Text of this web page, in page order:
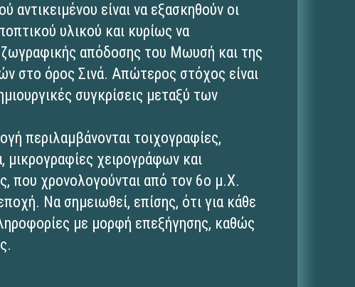
αντικειμένου είναι να εξασκηθούν οι
υλικού και κυρίως να
απόδοσης του Μωυσή και της
στο όρος Σινά. Απώτερος στόχος είναι
συγκρίσεις μεταξύ των
περιλαμβάνονται τοιχογραφίες,
χειρογράφων και
που χρονολογούνται από τον 6ο μ.Χ.
Να σημειωθεί, επίσης, ότι για κάθε
με μορφή επεξήγησης, καθώς